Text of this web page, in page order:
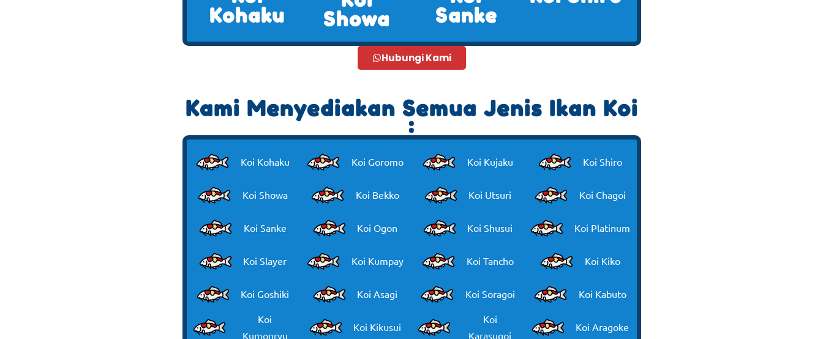
Kohaku
Showa
Sanke
Hubungi Kami
Kami Menyediakan Semua Jenis Ikan Koi
:
Koi Kohaku
Koi Showa
Koi Sanke
Koi Slayer
Koi Goshiki
Koi
Kumonryu
Koi Goromo
Koi Bekko
Koi Ogon
Koi Kumpay
Koi Asagi
Koi Kikusui
Koi Kujaku
Koi Utsuri
Koi Shusui
Koi Tancho
Koi Soragoi
Koi
Karasugoi
Koi Shiro
Koi Chagoi
Koi Platinum
Koi Kiko
Koi Kabuto
Koi Aragoke